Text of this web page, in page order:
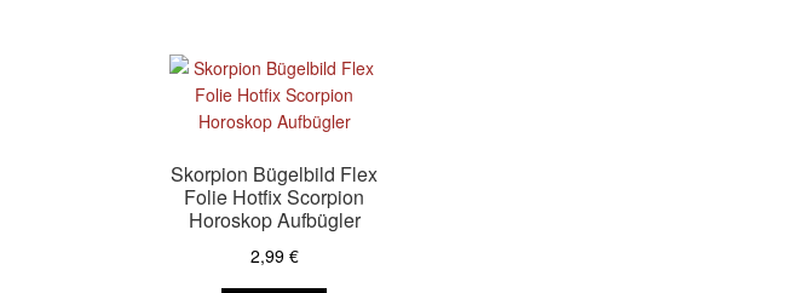
Skorpion Bügelbild Flex
Folie Hotfix Scorpion
Horoskop Aufbügler
2,99 €